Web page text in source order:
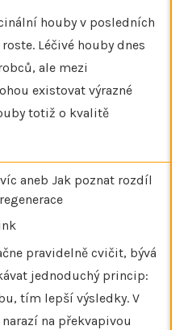
houby v posledních
Léčivé houby dnes
ale mezi
existovat výrazné
totiž o kvalitě
aneb Jak poznat rozdíl
pravidelně cvičit, bývá
jednoduchý princip:
tím lepší výsledky. V
na překvapivou